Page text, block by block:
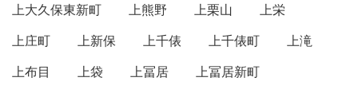
上大久保東新町
上熊野 上栗山
上栄
上庄町
上新保 上千俵 上千俵町
上滝
上布目
上袋 上冨居
上冨居新町